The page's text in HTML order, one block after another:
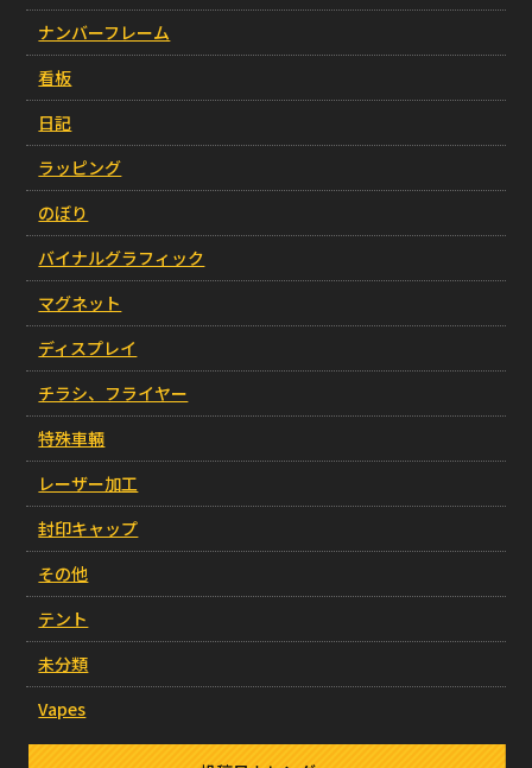
ナンバーフレーム
看板
日記
ラッピング
のぼり
バイナルグラフィック
マグネット
ディスプレイ
チラシ、フライヤー
特殊車輛
レーザー加工
封印キャップ
その他
テント
未分類
Vapes